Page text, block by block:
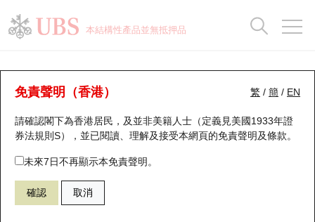
本結構性產品並無抵押品
繁 / 簡 / EN
免責聲明（香港）
請確認閣下為香港居民，及並非美籍人士（定義見美國1933年證
券法規則S），並已閱讀、理解及接受本網頁的免責聲明及條款。
未來7日不再顯示本免責聲明。
確認 取消
牛熊證分析儀
表現 街貨統計 比較
67440 瑞銀牛證 HSI 恒生指數
瑞銀認股證一覽
新發行瑞銀認股證
即將到期認股證
認股證到期結算價查詢
街貨統計
比較
牛熊全景快搜
牛熊證搜尋
牛熊證街貨分佈圖
正股牛熊證列表
街貨統計
比較
十大升幅/跌幅
十大認股證成交分佈
十天股證佔大市成交
資金流
正股分析儀
二十大活躍股份
恒指成份股
國指成份股
持股比重
顯示所有持股比重
每月輪證大市專題
輪證專欄
講座及教育短片
認股證投資者教育